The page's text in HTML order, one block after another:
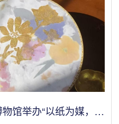
馆举办“以纸为媒，共